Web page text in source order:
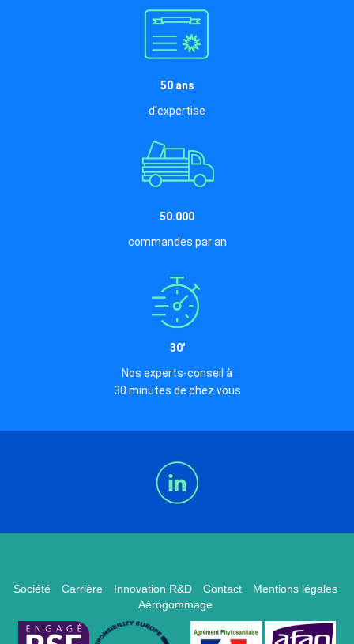
50 ans
d'expertise
50.000
commandes par an
30'
Nos experts-conseil à
30 minutes de chez vous
Société Carrière Innovation R&D Contact
Mentions légales
Aérogommage